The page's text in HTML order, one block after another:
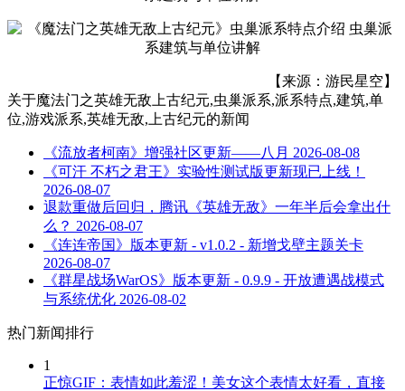
【来源：游民星空】
关于魔法门之英雄无敌上古纪元,虫巢派系,派系特点,建筑,单
位,游戏派系,英雄无敌,上古纪元的新闻
《流放者柯南》增强社区更新——八月 2026-08-08
《可汗 不朽之君王》实验性测试版更新现已上线！
2026-08-07
退款重做后回归，腾讯《英雄无敌》一年半后会拿出什
么？ 2026-08-07
《连连帝国》版本更新 - v1.0.2 - 新增戈壁主题关卡
2026-08-07
《群星战场WarOS》版本更新 - 0.9.9 - 开放遭遇战模式
与系统优化 2026-08-02
热门新闻排行
1
正惊GIF：表情如此羞涩！美女这个表情太好看，直接